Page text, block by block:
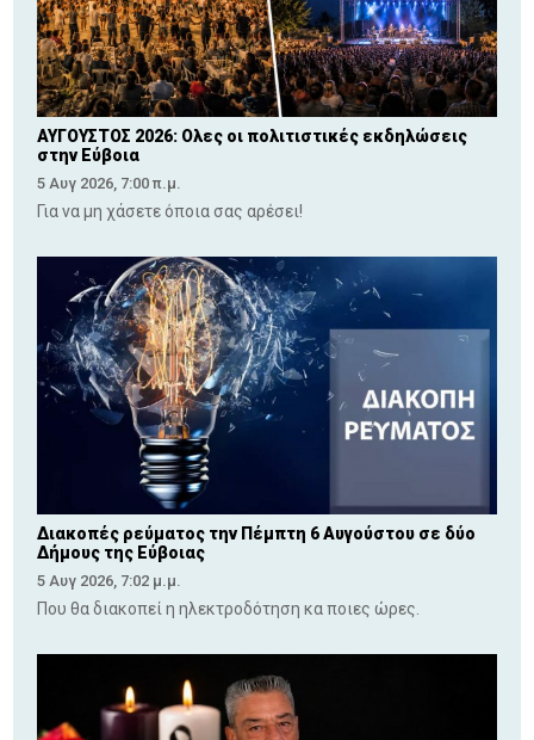
ΑΥΓΟΥΣΤΟΣ 2026: Ολες οι πολιτιστικές εκδηλώσεις
στην Εύβοια
5 Αυγ 2026, 7:00 π.μ.
Για να μη χάσετε όποια σας αρέσει!
Διακοπές ρεύματος την Πέμπτη 6 Αυγούστου σε δύο
Δήμους της Εύβοιας
5 Αυγ 2026, 7:02 μ.μ.
Που θα διακοπεί η ηλεκτροδότηση κα ποιες ώρες.